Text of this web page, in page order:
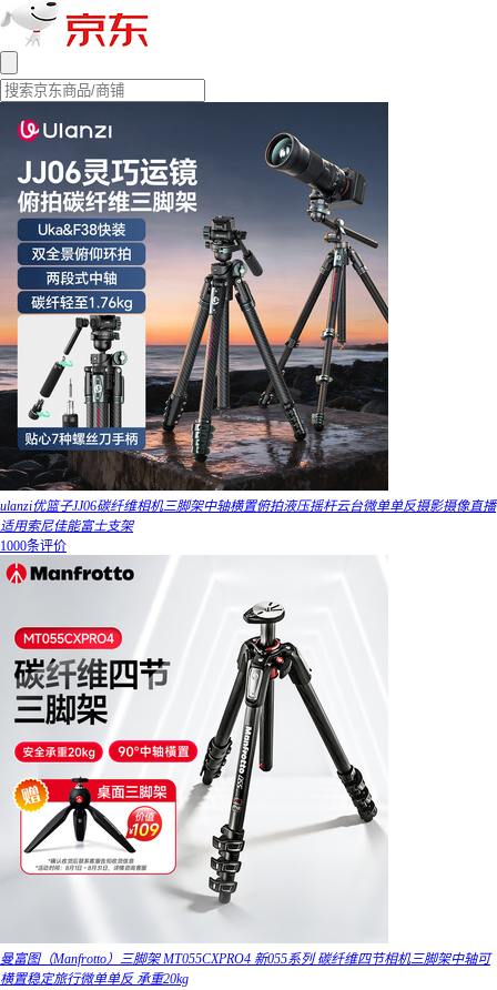
ulanzi优篮子JJ06碳纤维相机三脚架中轴横置俯拍液压摇杆云台微单单反摄影摄像直播
适用索尼佳能富士支架
1000条评价
曼富图（Manfrotto）三脚架 MT055CXPRO4 新055系列 碳纤维四节相机三脚架中轴可
横置稳定旅行微单单反 承重20kg